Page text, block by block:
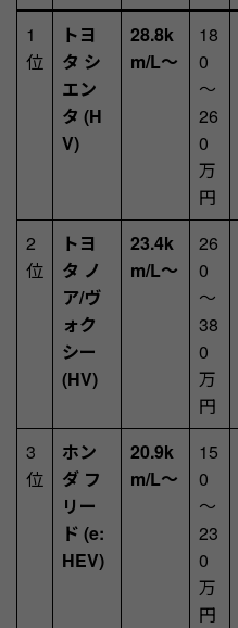
1
位
トヨ
タ シ
エン
タ (H
V)
28.8k
m/L～
18
0
～
26
0
万
円
2
位
トヨ
タ ノ
ア/ヴ
ォク
シー
(HV)
23.4k
m/L～
26
0
～
38
0
万
円
3
位
ホン
ダ フ
リー
ド (e:
HEV)
20.9k
m/L～
15
0
～
23
0
万
円